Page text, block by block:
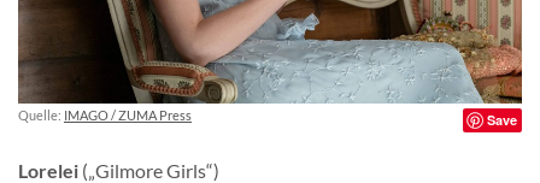
Quelle: IMAGO / ZUMA Press Save
Lorelei („Gilmore Girls“)